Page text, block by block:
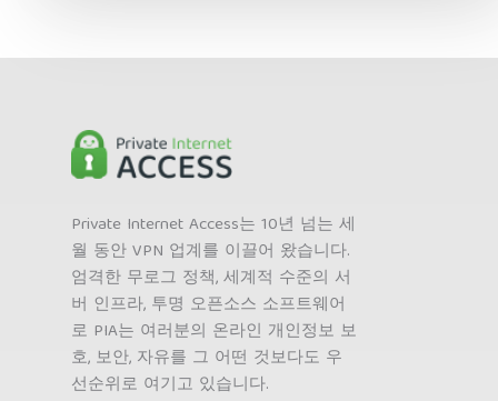
Private Internet Access는 10년 넘는 세
월 동안 VPN 업계를 이끌어 왔습니다.
엄격한 무로그 정책, 세계적 수준의 서
버 인프라, 투명 오픈소스 소프트웨어
로 PIA는 여러분의 온라인 개인정보 보
호, 보안, 자유를 그 어떤 것보다도 우
선순위로 여기고 있습니다.